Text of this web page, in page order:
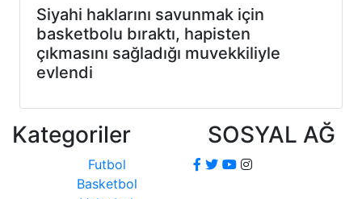
Siyahi haklarını savunmak için
basketbolu bıraktı, hapisten
çıkmasını sağladığı muvekkiliyle
evlendi
Kategoriler
Futbol
Basketbol
SOSYAL AĞ